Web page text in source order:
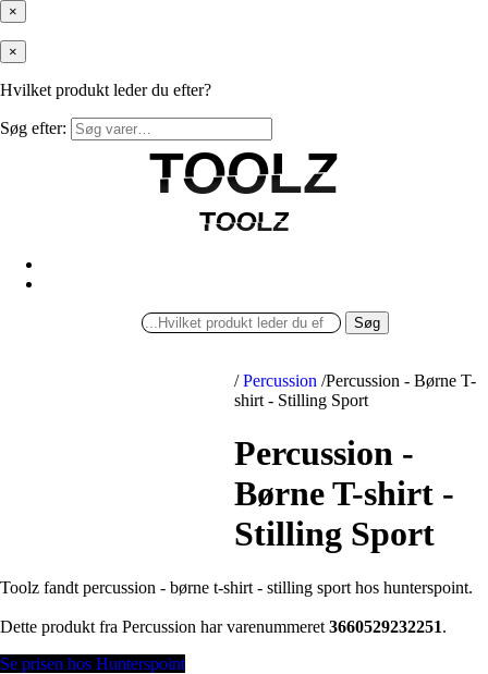
×
×
Hvilket produkt leder du efter?
Søg efter:
TOOLZ
TOOLZ
TOOLZ
TOOLZ
Søg
/ Percussion /Percussion - Børne T-
shirt - Stilling Sport
Percussion -
Børne T-shirt -
Stilling Sport
Toolz fandt percussion - børne t-shirt - stilling sport hos hunterspoint.
Dette produkt fra Percussion har varenummeret 3660529232251.
Se prisen hos Hunterspoint